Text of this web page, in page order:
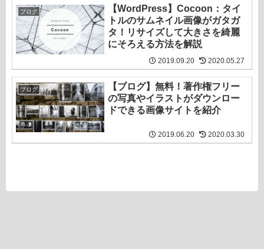
ブログ
【WordPress】Cocoon：タイ
トルのサムネイル画像がガタガ
タ！リサイズして大きさを綺麗
にそろえる方法を解説
2019.09.20 2020.05.27
ブログ
【ブログ】無料！著作権フリー
の写真やイラストがダウンロー
ドできる画像サイトを紹介
2019.06.20 2020.03.30